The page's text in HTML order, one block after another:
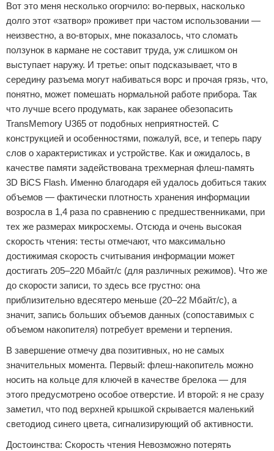
Вот это меня несколько огорчило: во-первых, насколько
долго этот «затвор» проживет при частом использовании —
неизвестно, а во-вторых, мне показалось, что сломать
ползунок в кармане не составит труда, уж слишком он
выступает наружу. И третье: опыт подсказывает, что в
середину разъема могут набиваться ворс и прочая грязь, что,
понятно, может помешать нормальной работе прибора. Так
что лучше всего продумать, как заранее обезопасить
TransMemory U365 от подобных неприятностей. С
конструкцией и особенностями, пожалуй, все, и теперь пару
слов о характеристиках и устройстве. Как и ожидалось, в
качестве памяти задействована трехмерная флеш-память
3D BiCS Flash. Именно благодаря ей удалось добиться таких
объемов — фактически плотность хранения информации
возросла в 1,4 раза по сравнению с предшественниками, при
тех же размерах микросхемы. Отсюда и очень высокая
скорость чтения: тесты отмечают, что максимально
достижимая скорость считывания информации может
достигать 205–220 Мбайт/с (для различных режимов). Что же
до скорости записи, то здесь все грустно: она
приблизительно вдесятеро меньше (20–22 Мбайт/с), а
значит, запись больших объемов данных (сопоставимых с
объемом накопителя) потребует времени и терпения.
В завершение отмечу два позитивных, но не самых
значительных момента. Первый: флеш-накопитель можно
носить на кольце для ключей в качестве брелока — для
этого предусмотрено особое отверстие. И второй: я не сразу
заметил, что под верхней крышкой скрывается маленький
светодиод синего цвета, сигнализирующий об активности.
Достоинства: Скорость чтения Невозможно потерять